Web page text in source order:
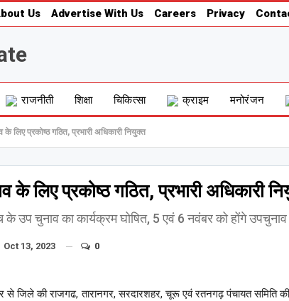
Us Advertise With Us Careers Privacy
राजनीती शिक्षा चिकित्सा क्राइम मनोरंजन
के लिए प्रकोष्ठ गठित, प्रभारी अधिकारी नियुक्त
के लिए प्रकोष्ठ गठित, प्रभारी अधिकारी
के उप चुनाव का कार्यक्रम घोषित, 5 एवं 6 नवंबर को होंगे उपचुनाव
Oct 13, 2023 0
से जिले की राजगढ, तारानगर, सरदारशहर, चूरू एवं रतनगढ़ पंचायत समिति की